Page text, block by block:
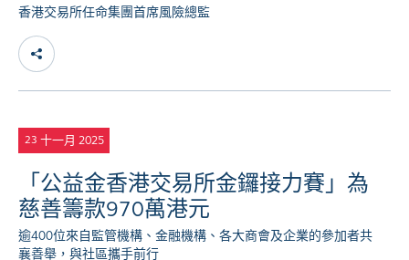
香港交易所任命集團首席風險總監
23 十一月 2025
「公益金香港交易所金鑼接力賽」為
慈善籌款970萬港元
逾400位來自監管機構、金融機構、各大商會及企業的參加者共
襄善舉，與社區攜手前行